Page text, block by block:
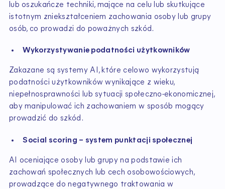
lub oszukańcze techniki, mające na celu lub skutkujące
istotnym zniekształceniem zachowania osoby lub grupy
osób, co prowadzi do poważnych szkód.
Wykorzystywanie podatności użytkowników
Zakazane są systemy AI, które celowo wykorzystują
podatności użytkowników wynikające z wieku,
niepełnosprawności lub sytuacji społeczno-ekonomicznej,
aby manipulować ich zachowaniem w sposób mogący
prowadzić do szkód.
Social scoring – system punktacji społecznej
AI oceniające osoby lub grupy na podstawie ich
zachowań społecznych lub cech osobowościowych,
prowadzące do negatywnego traktowania w